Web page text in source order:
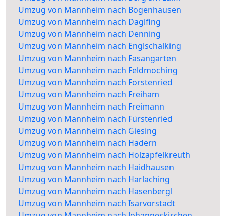
Umzug von Mannheim nach Bogenhausen
Umzug von Mannheim nach Daglfing
Umzug von Mannheim nach Denning
Umzug von Mannheim nach Englschalking
Umzug von Mannheim nach Fasangarten
Umzug von Mannheim nach Feldmoching
Umzug von Mannheim nach Forstenried
Umzug von Mannheim nach Freiham
Umzug von Mannheim nach Freimann
Umzug von Mannheim nach Fürstenried
Umzug von Mannheim nach Giesing
Umzug von Mannheim nach Hadern
Umzug von Mannheim nach Holzapfelkreuth
Umzug von Mannheim nach Haidhausen
Umzug von Mannheim nach Harlaching
Umzug von Mannheim nach Hasenbergl
Umzug von Mannheim nach Isarvorstadt